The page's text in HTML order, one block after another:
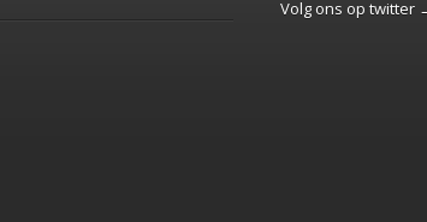
Volg ons op twitter